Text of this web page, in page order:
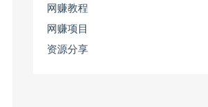
网赚教程
网赚项目
资源分享